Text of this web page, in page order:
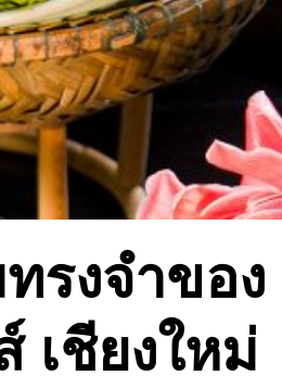
รงจำของ
เชียงใหม่